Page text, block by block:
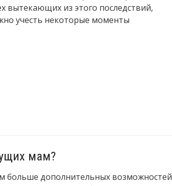
вытекающих из этого последствий,
учесть некоторые моменты
мам?
больше дополнительных возможностей